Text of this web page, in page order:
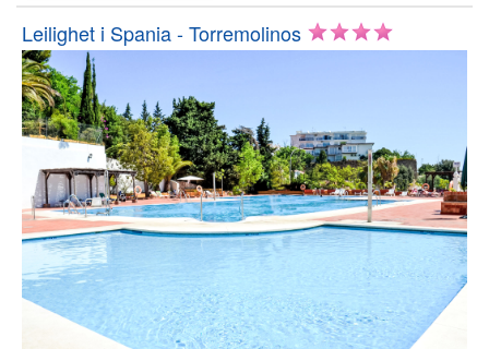
Leilighet i Spania - Torremolinos